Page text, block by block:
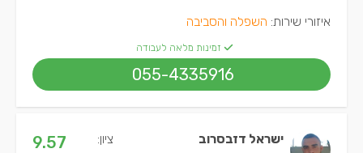
איזורי שירות: השפלה והסביבה
זמינות מלאה לעבודה
055-4335916
ישראל דזבסרוב ציון: 9.57